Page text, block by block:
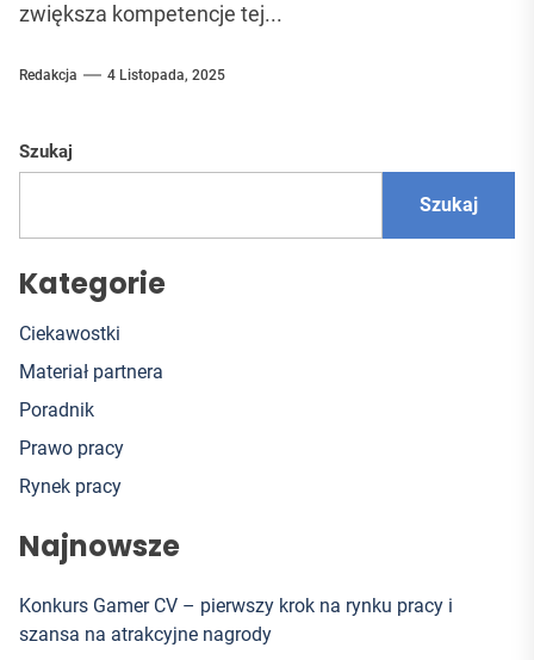
zwiększa kompetencje tej...
Redakcja 4 Listopada, 2025
Szukaj
Szukaj
Kategorie
Ciekawostki
Materiał partnera
Poradnik
Prawo pracy
Rynek pracy
Najnowsze
Konkurs Gamer CV – pierwszy krok na rynku pracy i
szansa na atrakcyjne nagrody